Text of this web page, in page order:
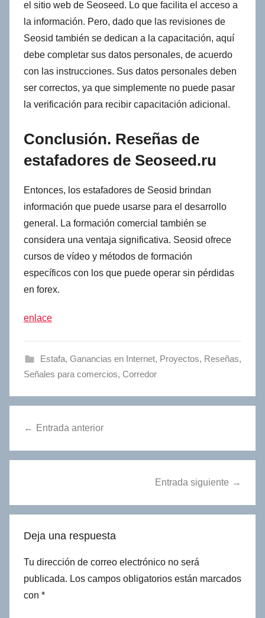
el sitio web de Seoseed. Lo que facilita el acceso a
la información. Pero, dado que las revisiones de
Seosid también se dedican a la capacitación, aquí
debe completar sus datos personales, de acuerdo
con las instrucciones. Sus datos personales deben
ser correctos, ya que simplemente no puede pasar
la verificación para recibir capacitación adicional.
Conclusión. Reseñas de
estafadores de Seoseed.ru
Entonces, los estafadores de Seosid brindan
información que puede usarse para el desarrollo
general. La formación comercial también se
considera una ventaja significativa. Seosid ofrece
cursos de vídeo y métodos de formación
específicos con los que puede operar sin pérdidas
en forex.
enlace
Estafa, Ganancias en Internet, Proyectos, Reseñas,
Señales para comercios, Сorredor
entradas
Entrada anterior
Entrada siguiente
Deja una respuesta
Tu dirección de correo electrónico no será
publicada. Los campos obligatorios están marcados
con *